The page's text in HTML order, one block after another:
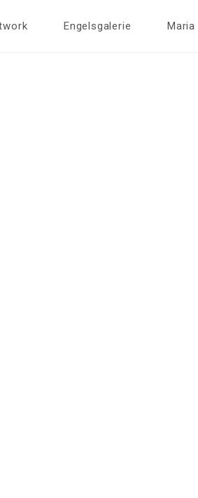
Engelsgalerie Maria